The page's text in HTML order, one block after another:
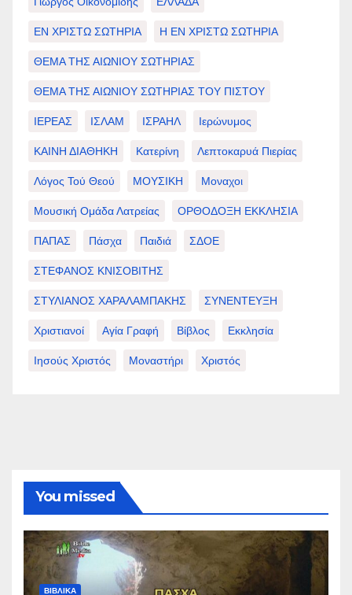
ΕΝ ΧΡΙΣΤΩ ΣΩΤΗΡΙΑ Η ΕΝ ΧΡΙΣΤΩ ΣΩΤΗΡΙΑ
ΘΕΜΑ ΤΗΣ ΑΙΩΝΙΟΥ ΣΩΤΗΡΙΑΣ
ΘΕΜΑ ΤΗΣ ΑΙΩΝΙΟΥ ΣΩΤΗΡΙΑΣ ΤΟΥ ΠΙΣΤΟΥ
ΙΕΡΕΑΣ ΙΣΛΑΜ ΙΣΡΑΗΛ Ιερώνυμος
ΚΑΙΝΗ ΔΙΑΘΗΚΗ Κατερίνη Λεπτοκαρυά Πιερίας
Λόγος Τού Θεού ΜΟΥΣΙΚΗ Μοναχοι
Μουσική Ομάδα Λατρείας ΟΡΘΟΔΟΞΗ ΕΚΚΛΗΣΙΑ
ΠΑΠΑΣ Πάσχα Παιδιά ΣΔΟΕ
ΣΤΕΦΑΝΟΣ ΚΝΙΣΟΒΙΤΗΣ
ΣΤΥΛΙΑΝΟΣ ΧΑΡΑΛΑΜΠΑΚΗΣ ΣΥΝΕΝΤΕΥΞΗ
Χριστιανοί Αγία Γραφή Βίβλος Εκκλησία
Ιησούς Χριστός Μοναστήρι Χριστός
You missed
ΒΙΒΛΙΚΑ